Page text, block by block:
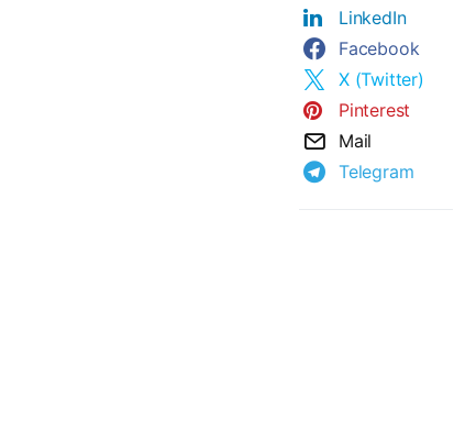
LinkedIn
Facebook
X (Twitter)
Pinterest
Mail
Telegram